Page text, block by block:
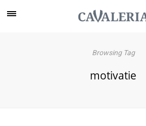
Browsing Tag
motivatie